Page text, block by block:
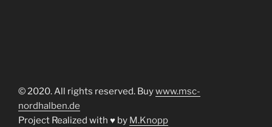
© 2020. All rights reserved. Buywww.msc-
nordhalben.de
Project Realized with ♥ by M.Knopp